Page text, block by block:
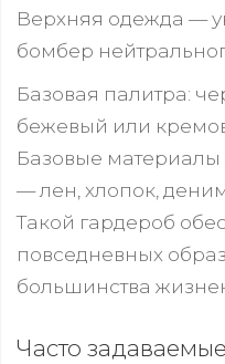
Верхняя одежда —
бомбер
Базовая палитра:
бежевый или
Базовые
— лен, хлопок,
Такой гардероб
повседневных
большинства
Часто